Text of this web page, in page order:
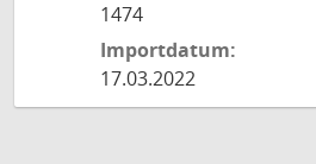
1474
Importdatum:
17.03.2022